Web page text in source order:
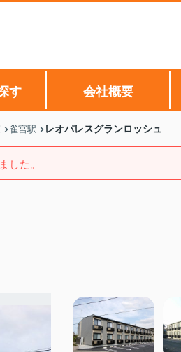
す 会社概要
雀宮駅 レオパレスグランロッシュ
した。